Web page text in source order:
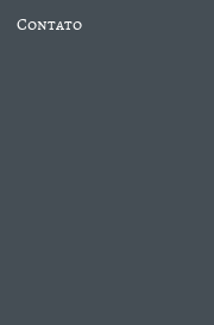
Contato